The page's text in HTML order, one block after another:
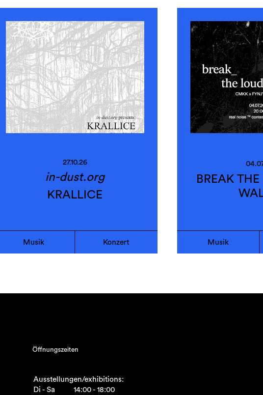
27.10.26
in-dust.org
KRALLICE
Musik Konzert
BREAK
Musik
Öffnungszeiten
Ausstellungen/exhibitions:
Di - Sa
14:00 - 18:00